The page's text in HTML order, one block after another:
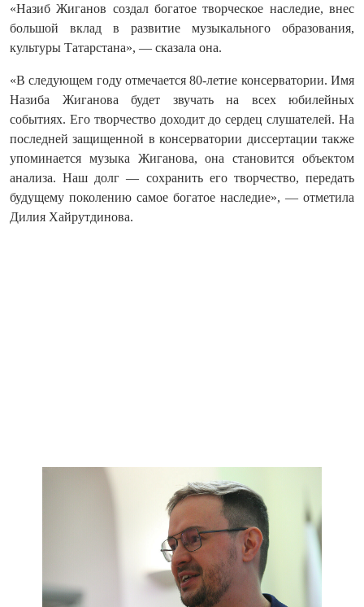
«Назиб Жиганов создал богатое творческое наследие, внес
большой вклад в развитие музыкального образования,
культуры Татарстана», — сказала она.
«В следующем году отмечается 80-летие консерватории. Имя
Назиба Жиганова будет звучать на всех юбилейных
событиях. Его творчество доходит до сердец слушателей. На
последней защищенной в консерватории диссертации также
упоминается музыка Жиганова, она становится объектом
анализа. Наш долг — сохранить его творчество, передать
будущему поколению самое богатое наследие», — отметила
Дилия Хайрутдинова.